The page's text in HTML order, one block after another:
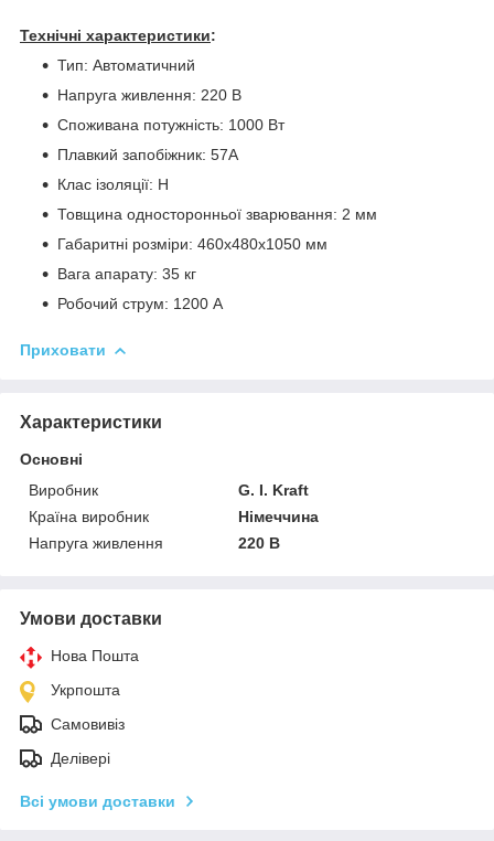
Технічні характеристики:
Тип: Автоматичний
Напруга живлення: 220 В
Споживана потужність: 1000 Вт
Плавкий запобіжник: 57А
Клас ізоляції: Н
Товщина односторонньої зварювання: 2 мм
Габаритні розміри: 460x480x1050 мм
Вага апарату: 35 кг
Робочий струм: 1200 А
Приховати
Характеристики
Основні
Виробник
G. I. Kraft
Країна виробник
Німеччина
Напруга живлення
220 В
Умови доставки
Нова Пошта
Укрпошта
Самовивіз
Делівері
Всі умови доставки